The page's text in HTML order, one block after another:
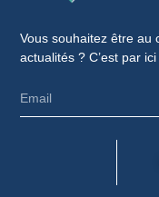
Vous souhaitez être au
actualités ? C’est par ici